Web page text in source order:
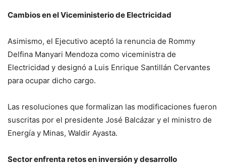
Cambios en el Viceministerio de Electricidad
Asimismo, el Ejecutivo aceptó la renuncia de Rommy
Delfina Manyari Mendoza como viceministra de
Electricidad y designó a Luis Enrique Santillán Cervantes
para ocupar dicho cargo.
Las resoluciones que formalizan las modificaciones fueron
suscritas por el presidente José Balcázar y el ministro de
Energía y Minas, Waldir Ayasta.
Sector enfrenta retos en inversión y desarrollo